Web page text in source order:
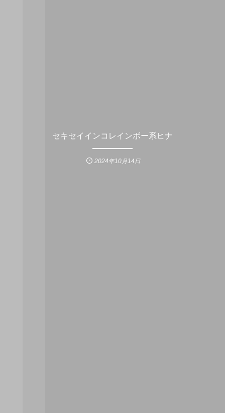
セキセイインコレインボー系ヒナ
2024年10月14日